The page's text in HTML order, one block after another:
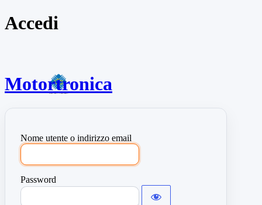
Accedi
Motortronica
Nome utente o indirizzo email
Password